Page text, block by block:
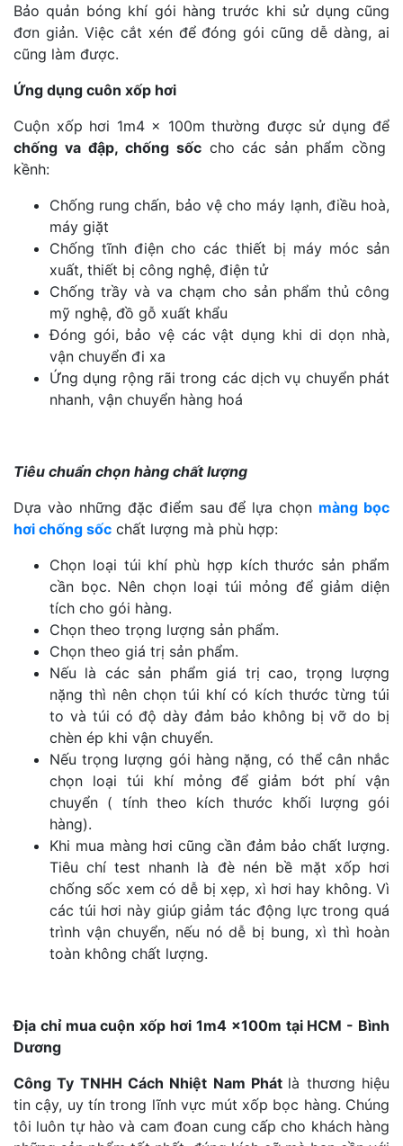
Bảo quản bóng khí gói hàng trước khi sử dụng cũng
đơn giản. Việc cắt xén để đóng gói cũng dễ dàng, ai
cũng làm được.
Ứng dụng cuôn xốp hơi
Cuộn xốp hơi 1m4 x 100m thường được sử dụng để
chống va đập, chống sốccho các sản phẩm cồng
kềnh:
Chống rung chấn, bảo vệ cho máy lạnh, điều hoà,
máy giặt
Chống tĩnh điện cho các thiết bị máy móc sản
xuất, thiết bị công nghệ, điện tử
Chống trầy và va chạm cho sản phẩm thủ công
mỹ nghệ, đồ gỗ xuất khẩu
Đóng gói, bảo vệ các vật dụng khi di dọn nhà,
vận chuyển đi xa
Ứng dụng rộng rãi trong các dịch vụ chuyển phát
nhanh, vận chuyển hàng hoá
Tiêu chuẩn chọn hàng chất lượng
Dựa vào những đặc điểm sau để lựa chọn màng bọc
hơi chống sốc chất lượng mà phù hợp:
Chọn loại túi khí phù hợp kích thước sản phẩm
cần bọc. Nên chọn loại túi mỏng để giảm diện
tích cho gói hàng.
Chọn theo trọng lượng sản phẩm.
Chọn theo giá trị sản phẩm.
Nếu là các sản phẩm giá trị cao, trọng lượng
nặng thì nên chọn túi khí có kích thước từng túi
to và túi có độ dày đảm bảo không bị vỡ do bị
chèn ép khi vận chuyển.
Nếu trọng lượng gói hàng nặng, có thể cân nhắc
chọn loại túi khí mỏng để giảm bớt phí vận
chuyển ( tính theo kích thước khối lượng gói
hàng).
Khi mua màng hơi cũng cần đảm bảo chất lượng.
Tiêu chí test nhanh là đè nén bề mặt xốp hơi
chống sốc xem có dễ bị xẹp, xì hơi hay không. Vì
các túi hơi này giúp giảm tác động lực trong quá
trình vận chuyển, nếu nó dễ bị bung, xì thì hoàn
toàn không chất lượng.
Địa chỉ mua cuộn xốp hơi 1m4 x100m tại HCM - Bình
Dương
Công Ty TNHH Cách Nhiệt Nam Phát là thương hiệu
tin cậy, uy tín trong lĩnh vực mút xốp bọc hàng. Chúng
tôi luôn tự hào và cam đoan cung cấp cho khách hàng